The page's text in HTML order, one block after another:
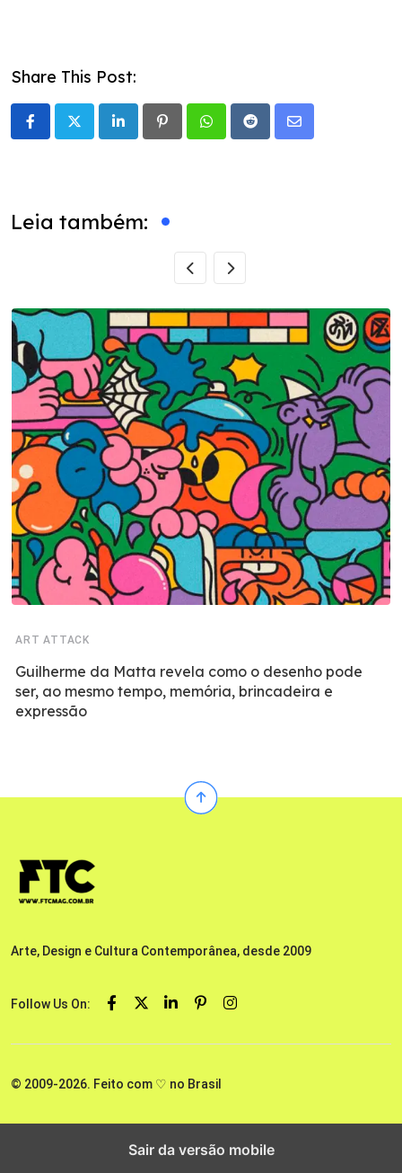
Share This Post:
LinkedIn PinterestWhatsappRedditShare
Leia também:
ART ATTACK
Guilherme da Matta revela como o desenho pode
ser, ao mesmo tempo, memória, brincadeira e
expressão
Arte, Design e Cultura Contemporânea, desde 2009
Follow Us On:
© 2009-2026. Feito com ♡ no Brasil
Sair da versão mobile